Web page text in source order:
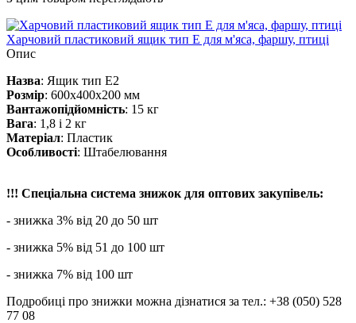
Харчовий пластиковий ящик тип E для м'яса, фаршу, птиці
Опис
Назва: Ящик тип E2
Розмір: 600х400х200 мм
Вантажопідйомність: 15 кг
Вага: 1,8 і 2 кг
Матеріал: Пластик
Особливості: Штабелювання
!!! Спеціальна система знижок для оптових закупівель:
- знижка 3% від 20 до 50 шт
- знижка 5% від 51 до 100 шт
- знижка 7% від 100 шт
Подробиці про знижки можна дізнатися за тел.: +38 (050) 528
77 08